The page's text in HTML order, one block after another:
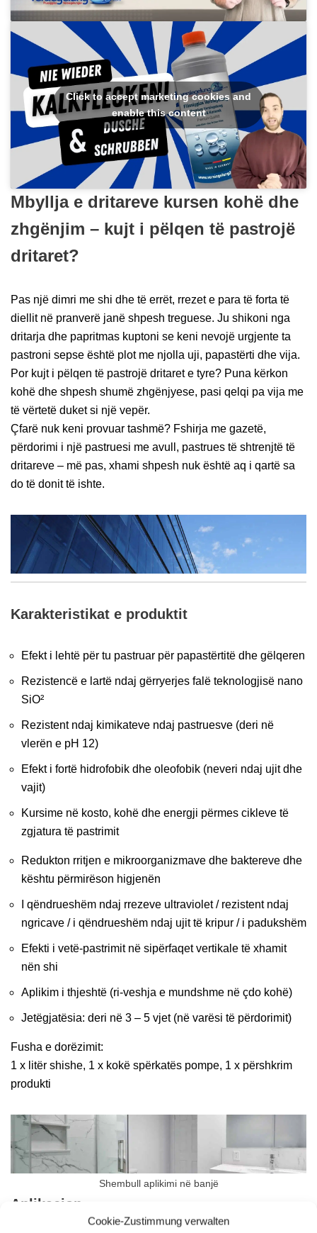
Cookie-Zustimmung verwalten
Click to accept marketing cookies and
enable this content
Mbyllja e dritareve kursen kohë dhe
zhgënjim – kujt i pëlqen të pastrojë
dritaret?
Pas një dimri me shi dhe të errët, rrezet e para të forta të
diellit në pranverë janë shpesh treguese. Ju shikoni nga
dritarja dhe papritmas kuptoni se keni nevojë urgjente ta
pastroni sepse është plot me njolla uji, papastërti dhe vija.
Por kujt i pëlqen të pastrojë dritaret e tyre? Puna kërkon
kohë dhe shpesh shumë zhgënjyese, pasi qelqi pa vija me
të vërtetë duket si një vepër.
Çfarë nuk keni provuar tashmë? Fshirja me gazetë,
përdorimi i një pastruesi me avull, pastrues të shtrenjtë të
dritareve – më pas, xhami shpesh nuk është aq i qartë sa
do të donit të ishte.
Karakteristikat e produktit
Efekt i lehtë për tu pastruar për papastërtitë dhe gëlqeren
Rezistencë e lartë ndaj gërryerjes falë teknologjisë nano
SiO²
Rezistent ndaj kimikateve ndaj pastruesve (deri në
vlerën e pH 12)
Efekt i fortë hidrofobik dhe oleofobik (neveri ndaj ujit dhe
vajit)
Kursime në kosto, kohë dhe energji përmes cikleve të
zgjatura të pastrimit
Redukton rritjen e mikroorganizmave dhe baktereve dhe
kështu përmirëson higjenën
I qëndrueshëm ndaj rrezeve ultraviolet / rezistent ndaj
ngricave / i qëndrueshëm ndaj ujit të kripur / i padukshëm
Efekti i vetë-pastrimit në sipërfaqet vertikale të xhamit
nën shi
Aplikim i thjeshtë (ri-veshja e mundshme në çdo kohë)
Jetëgjatësia: deri në 3 – 5 vjet (në varësi të përdorimit)
Fusha e dorëzimit:
1 x litër shishe, 1 x kokë spërkatës pompe, 1 x përshkrim
produkti
Shembull aplikimi në banjë
Aplikacion